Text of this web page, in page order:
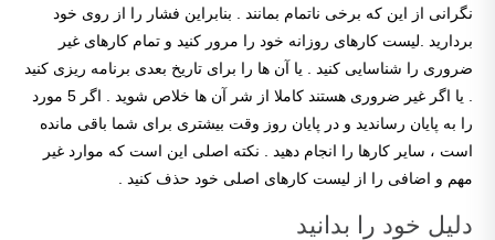
نگرانی از این که برخی ناتمام بمانند . بنابراین فشار را از روی خود
بردارید .لیست کارهای روزانه خود را مرور کنید و تمام کارهای غیر
ضروری را شناسایی کنید . یا آن ها را برای تاریخ بعدی برنامه ریزی کنید
. یا اگر غیر ضروری هستند کاملا از شر آن ها خلاص شوید . اگر 5 مورد
را به پایان رساندید و در پایان روز وقت بیشتری برای شما باقی مانده
است ، سایر کارها را انجام دهید . نکته اصلی این است که موارد غیر
مهم و اضافی را از لیست کارهای اصلی خود حذف کنید .
دلیل خود را بدانید